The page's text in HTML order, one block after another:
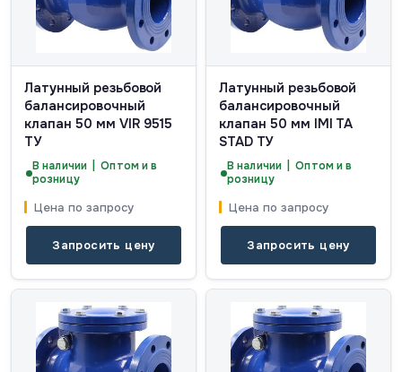
Латунный резьбовой
балансировочный
клапан 50 мм VIR 9515
ТУ
В наличии | Оптом и в
розницу
Цена по запросу
Запросить цену
Латунный резьбовой
балансировочный
клапан 50 мм IMI TA
STAD ТУ
В наличии | Оптом и в
розницу
Цена по запросу
Запросить цену